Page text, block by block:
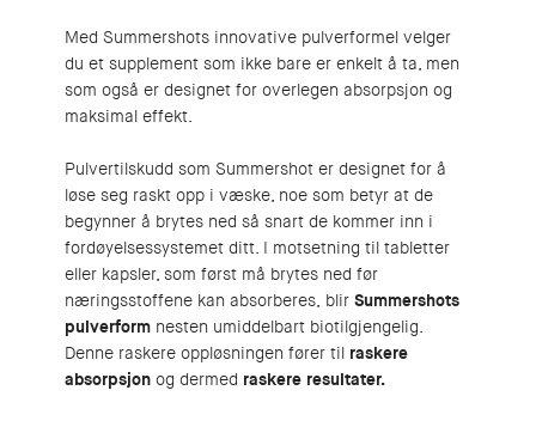
Med Summershots innovative pulverformel velger
du et supplement som ikke bare er enkelt å ta, men
som også er designet for overlegen absorpsjon og
maksimal effekt.
Pulvertilskudd som Summershot er designet for å
løse seg raskt opp i væske, noe som betyr at de
begynner å brytes ned så snart de kommer inn i
fordøyelsessystemet ditt. I motsetning til tabletter
eller kapsler, som først må brytes ned før
næringsstoffene kan absorberes, blirSummershots
pulverform nesten umiddelbart biotilgjengelig.
Denne raskere oppløsningen fører til raskere
absorpsjonog dermed raskere resultater.